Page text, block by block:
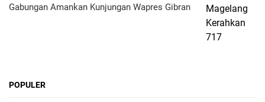
Gabungan Amankan Kunjungan Wapres Gibran
POPULER